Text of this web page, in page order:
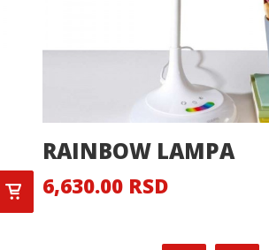
RAINBOW LAMPA
6,630.00 RSD